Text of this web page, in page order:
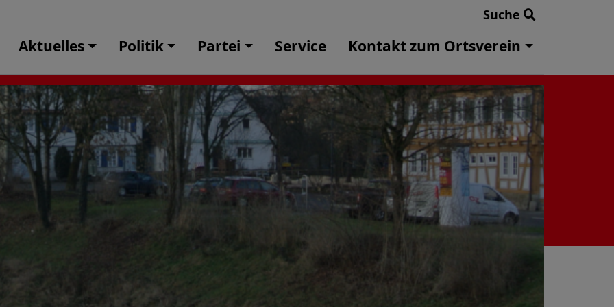
Suche
Aktuelles Politik Partei Service Kontakt zum Ortsverein